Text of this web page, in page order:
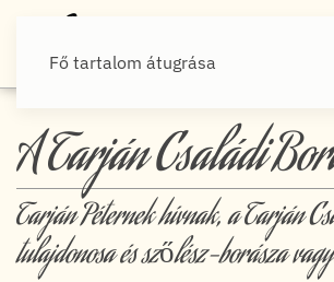
Fő tartalom átugrása
A Tarján Családi
Tarján Péternek hívnak, a Tarján
tulajdonosa és szőlész-borásza